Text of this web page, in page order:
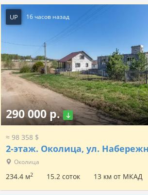
UP 16 часов назад
290 000 р.
≈ 98 358 $
2-этаж. Околица, ул.
Околица
234.4 м2 15.2 соток 13 км от МКАД